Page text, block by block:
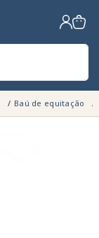
Baú de equitação